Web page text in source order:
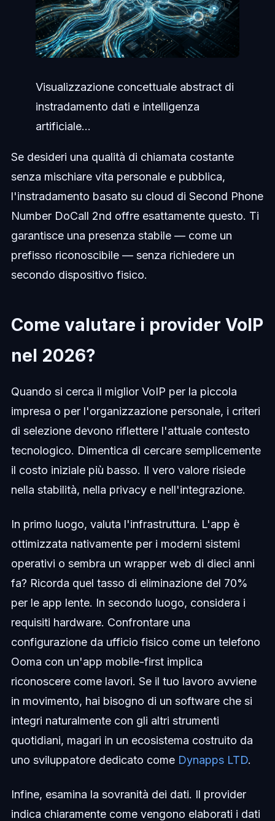
Visualizzazione concettuale abstract di
instradamento dati e intelligenza
artificiale...
Se desideri una qualità di chiamata costante
senza mischiare vita personale e pubblica,
l'instradamento basato su cloud di Second Phone
Number DoCall 2nd offre esattamente questo. Ti
garantisce una presenza stabile — come un
prefisso riconoscibile — senza richiedere un
secondo dispositivo fisico.
Come valutare i provider VoIP
nel 2026?
Quando si cerca il miglior VoIP per la piccola
impresa o per l'organizzazione personale, i criteri
di selezione devono riflettere l'attuale contesto
tecnologico. Dimentica di cercare semplicemente
il costo iniziale più basso. Il vero valore risiede
nella stabilità, nella privacy e nell'integrazione.
In primo luogo, valuta l'infrastruttura. L'app è
ottimizzata nativamente per i moderni sistemi
operativi o sembra un wrapper web di dieci anni
fa? Ricorda quel tasso di eliminazione del 70%
per le app lente. In secondo luogo, considera i
requisiti hardware. Confrontare una
configurazione da ufficio fisico come un telefono
Ooma con un'app mobile-first implica
riconoscere come lavori. Se il tuo lavoro avviene
in movimento, hai bisogno di un software che si
integri naturalmente con gli altri strumenti
quotidiani, magari in un ecosistema costruito da
uno sviluppatore dedicato come Dynapps LTD.
Infine, esamina la sovranità dei dati. Il provider
indica chiaramente come vengono elaborati i dati